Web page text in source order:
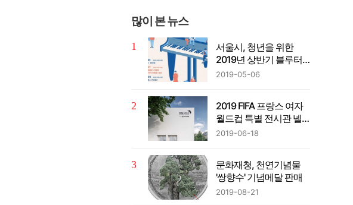
많이 본 뉴스
서울시, 청년을 위한
2019년 상반기 블루터
치 콘서트 ‘선물’ 개최
2019-05-06
2019 FIFA 프랑스 여자
월드컵 특별 전시관 넬
슨 만델라 공원에 개관
2019-06-18
문화재청, 천연기념물
'쌍향수' 기념메달 판매
2019-08-21